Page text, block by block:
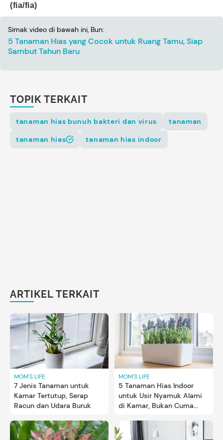
(fia/fia)
Simak video di bawah ini, Bun:
5 Tanaman Hias yang Cocok untuk Ruang Tamu, Siap
Sambut Tahun Baru
TOPIK TERKAIT
tanaman hias bunuh bakteri dan virus
tanaman
tanaman hias
tanaman hias indoor
ARTIKEL TERKAIT
MOM'S LIFE
7 Jenis Tanaman untuk
Kamar Tertutup, Serap
Racun dan Udara Buruk
MOM'S LIFE
5 Tanaman Hias Indoor
untuk Usir Nyamuk Alami
di Kamar, Bukan Cuma